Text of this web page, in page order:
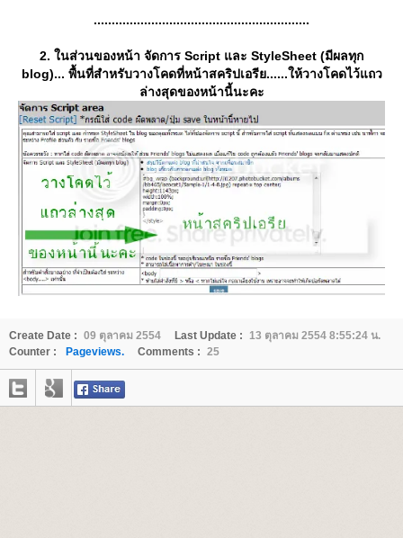
............................................................
2. ในส่วนของหน้า จัดการ Script และ StyleSheet (มีผลทุก
blog)... พื้นที่สำหรับวางโคดที่หน้าสคริปเอรีย......ให้วางโคดไว้แถว
ล่างสุดของหน้านี้นะคะ
Create Date : 09 ตุลาคม 2554 Last Update : 13 ตุลาคม 2554 8:55:24 น.
Counter :
Pageviews. Comments : 25